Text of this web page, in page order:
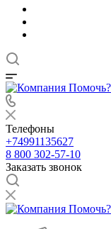
Телефоны
+74991135627
8 800 302-57-10
Заказать звонок